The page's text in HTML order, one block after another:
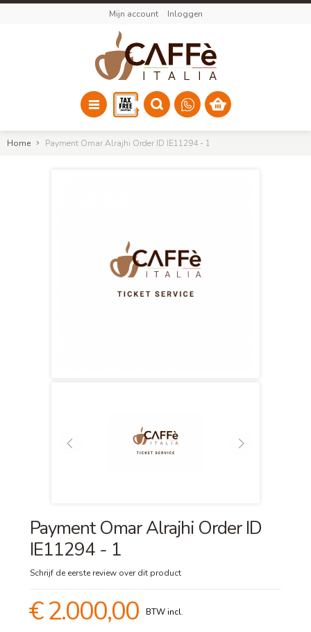
Mijn account Inloggen
Home Payment Omar Alrajhi Order ID IE11294 - 1
Payment Omar Alrajhi Order ID
IE11294 - 1
Schrijf de eerste review over dit product
€ 2.000,00